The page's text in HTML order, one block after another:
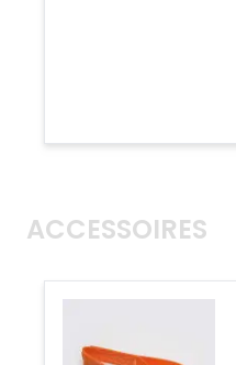
ACCESSOIRES